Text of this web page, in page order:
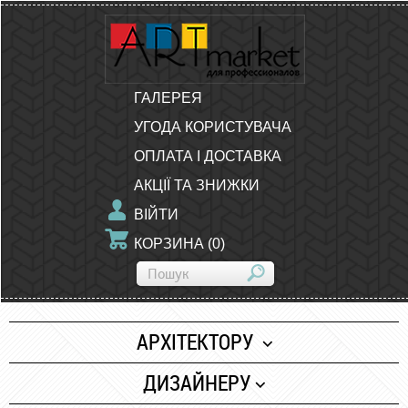
ГАЛЕРЕЯ
УГОДА КОРИСТУВАЧА
ОПЛАТА І ДОСТАВКА
АКЦІЇ ТА ЗНИЖКИ
ВІЙТИ
КОРЗИНА (0)
АРХІТЕКТОРУ
Папір
ДИЗАЙНЕРУ